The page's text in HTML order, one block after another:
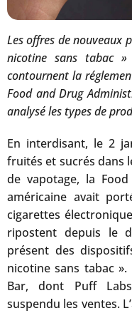
Les offres de nouveaux
nicotine sans tabac
contournent la
Food and Drug
analysé les types de
En interdisant, le 2
fruités et sucrés dans
de vapotage, la
américaine avait
cigarettes
ripostent depuis le
présent des
nicotine sans tabac ».
Bar, dont Puff
suspendu les ventes.